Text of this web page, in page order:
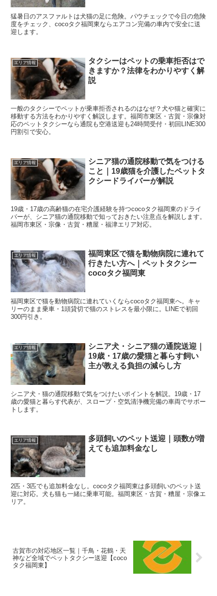
猛暑日のアスファルトは犬猫の足に危険。パウチェックで今日の危険
度をチェック、cocoタク福岡東ならエアコン完備の車内で安全に送
迎します。
エリア情報
タクシーはペットの乗車拒否はで
きますか？法律をわかりやすく解
説
一般のタクシーでペットが乗車拒否されるのはなぜ？犬や猫と確実に
移動する方法をわかりやすく解説します。福岡市東区・古賀・宗像対
応のペットタクシーなら通院も空港送迎も24時間受付・初回LINE300
円割引で安心。
エリア情報
シニア猫の通院移動で気をつける
こと｜19歳猫を介護したペットタ
クシードライバーが解説
19歳・17歳の高齢猫の在宅介護経験を持つcocoタク福岡東のドライ
バーが、シニア猫の通院移動で知っておきたい注意点を解説します。
福岡市東区・宗像・古賀・糟屋・福津エリア対応。
エリア情報
福岡東区で猫を動物病院に連れて
行きたい方へ｜ペットタクシー
cocoタク福岡東
福岡東区で猫を動物病院に連れていくならcocoタク福岡東へ。キャ
リーのまま乗車・1頭貸切で猫のストレスを最小限に。LINEで初回
300円引き。
エリア情報
シニア犬・シニア猫の通院送迎｜
19歳・17歳の愛猫と暮らす飼い
主が教える負担の減らし方
シニア犬・猫の通院移動で気をつけたいポイントを解説。19歳・17
歳の愛猫と暮らす代表が、スロープ・空気清浄機完備の車両でサポー
トします。
エリア情報
多頭飼いのペット送迎｜頭数が増
えても追加料金なし
2匹・3匹でも追加料金なし。cocoタク福岡東は多頭飼いのペット送
迎に対応。犬も猫も一緒に乗車可能。福岡東区・古賀・糟屋・宗像エ
リア。
古賀市の対応地区一覧｜千鳥・花鶴・天
神など全域でペットタクシー送迎【coco
タク福岡東】